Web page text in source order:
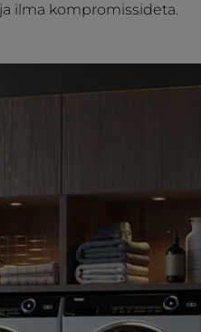
ilma kompromissideta.